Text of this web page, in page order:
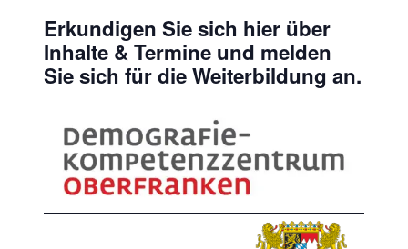
Erkundigen Sie sich hier über
Inhalte & Termine und melden
Sie sich für die Weiterbildung an.